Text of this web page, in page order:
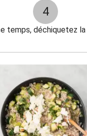
4
temps, déchiquetez la